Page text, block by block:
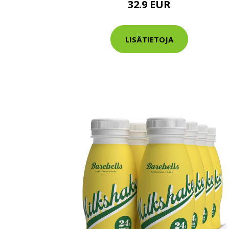
32.9 EUR
LISÄTIETOJA
hintaan.